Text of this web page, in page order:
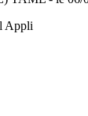
Appli